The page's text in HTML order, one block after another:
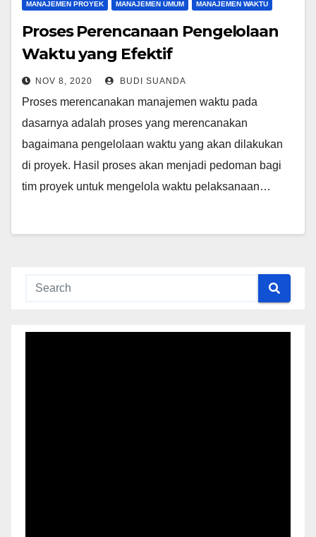
MANAJEMEN PROYEK MANAJEMEN UMUM MANAJEMEN WAKTU
Proses Perencanaan Pengelolaan
Waktu yang Efektif
NOV 8, 2020 BUDI SUANDA
Proses merencanakan manajemen waktu pada
dasarnya adalah proses yang merencanakan
bagaimana pengelolaan waktu yang akan dilakukan
di proyek. Hasil proses akan menjadi pedoman bagi
tim proyek untuk mengelola waktu pelaksanaan…